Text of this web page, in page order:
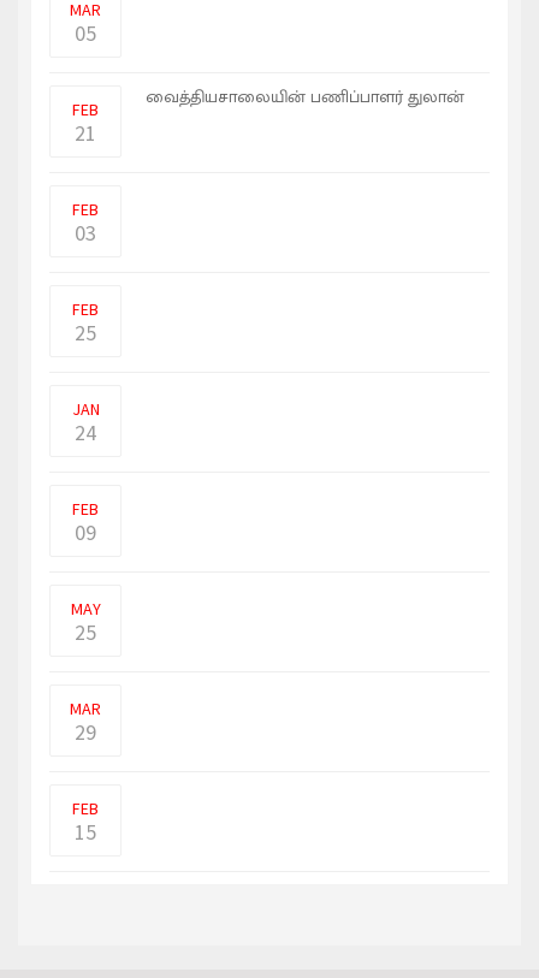
MAR
05
FEB
21
வைத்தியசாலையின் பணிப்பாளர் துலான்
FEB
03
FEB
25
JAN
24
FEB
09
MAY
25
MAR
29
FEB
15